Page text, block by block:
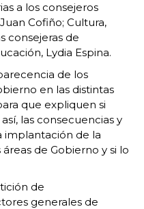
a los consejeros
Cofiño; Cultura,
consejeras de
Lydia Espina.
de los
en las distintas
que expliquen si
las consecuencias y
implantación de la
de Gobierno y si lo
de
generales de